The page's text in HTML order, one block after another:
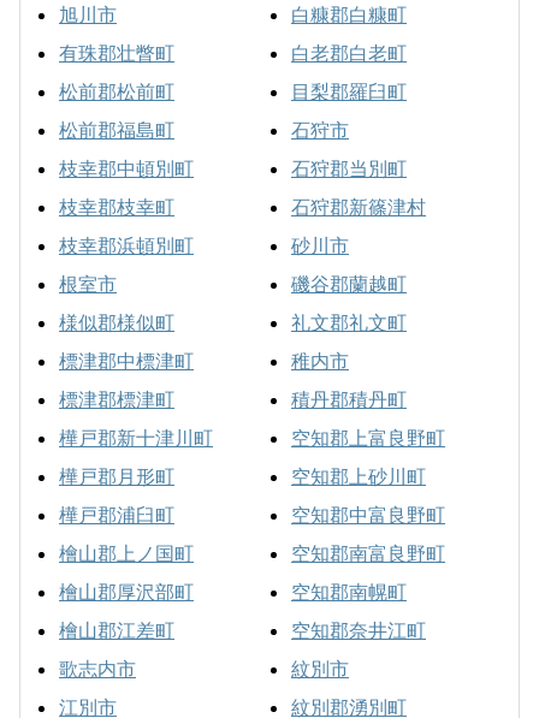
旭川市
有珠郡壮瞥町
松前郡松前町
松前郡福島町
枝幸郡中頓別町
枝幸郡枝幸町
枝幸郡浜頓別町
根室市
様似郡様似町
標津郡中標津町
標津郡標津町
樺戸郡新十津川町
樺戸郡月形町
樺戸郡浦臼町
檜山郡上ノ国町
檜山郡厚沢部町
檜山郡江差町
歌志内市
江別市
白糠郡白糠町
白老郡白老町
目梨郡羅臼町
石狩市
石狩郡当別町
石狩郡新篠津村
砂川市
磯谷郡蘭越町
礼文郡礼文町
稚内市
積丹郡積丹町
空知郡上富良野町
空知郡上砂川町
空知郡中富良野町
空知郡南富良野町
空知郡南幌町
空知郡奈井江町
紋別市
紋別郡湧別町